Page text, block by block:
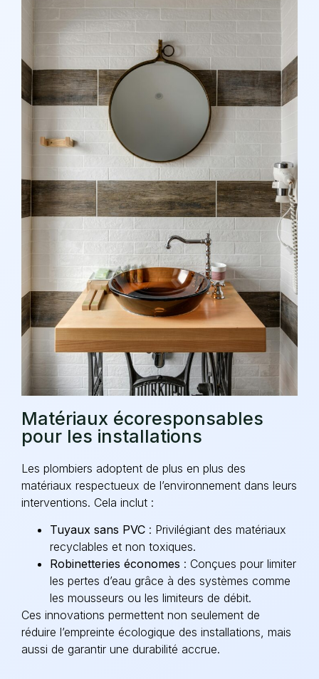
Matériaux écoresponsables
pour les installations
Les plombiers adoptent de plus en plus des
matériaux respectueux de l’environnement dans leurs
interventions. Cela inclut :
Tuyaux sans PVC : Privilégiant des matériaux
recyclables et non toxiques.
Robinetteries économes : Conçues pour limiter
les pertes d’eau grâce à des systèmes comme
les mousseurs ou les limiteurs de débit.
Ces innovations permettent non seulement de
réduire l’empreinte écologique des installations, mais
aussi de garantir une durabilité accrue.